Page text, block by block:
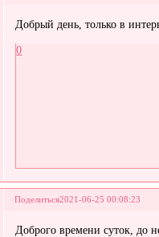
Добрый день, только в
0
Поделиться2021-06-25 00:08:23
Доброго времени суток, до